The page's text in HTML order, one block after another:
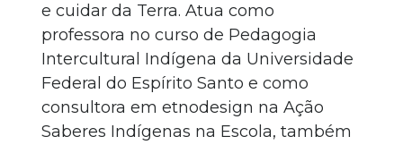
e cuidar da Terra. Atua como
professora no curso de Pedagogia
Intercultural Indígena da Universidade
Federal do Espírito Santo e como
consultora em etnodesign na Ação
Saberes Indígenas na Escola, também